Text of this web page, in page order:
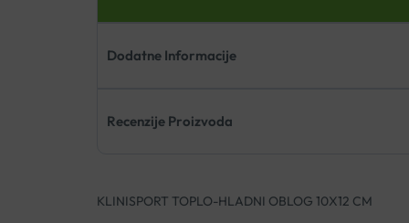
Dodatne Informacije
Recenzije Proizvoda
KLINISPORT TOPLO-HLADNI OBLOG 10X12 CM